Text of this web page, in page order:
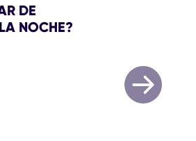
DE
NOCHE?